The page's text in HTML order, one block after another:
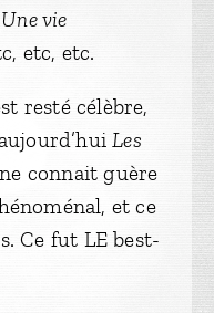
Une vie
etc, etc.
resté célèbre,
Les
connait guère
et ce
Ce fut LE best-